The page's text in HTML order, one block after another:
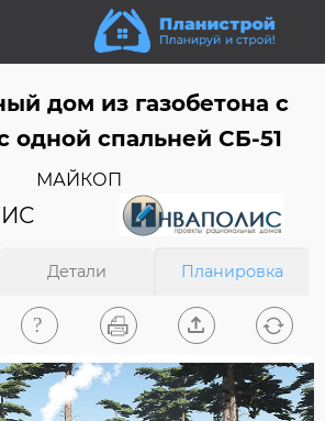
дом из газобетона c
одной спальней СБ-51
МАЙКОП
Детали Планировка